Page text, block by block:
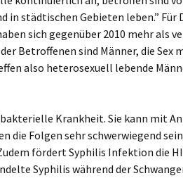
in städtischen Gebieten leben.” Für
sich gegenüber 2010 mehr als
Betroffenen sind Männer, die Sex
also heterosexuell lebende
Krankheit. Sie kann mit
die Folgen sehr schwerwiegend sein
fördert Syphilis Infektion die
Syphilis während der